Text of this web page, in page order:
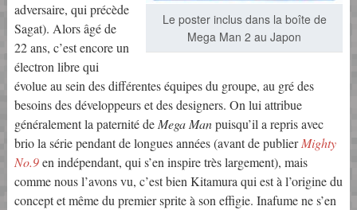
Le poster inclus dans la boîte de
Mega Man 2 au Japon
adversaire, qui précède
Sagat). Alors âgé de
22 ans, c’est encore un
électron libre qui
évolue au sein des différentes équipes du groupe, au gré des
besoins des développeurs et des designers. On lui attribue
généralement la paternité de Mega Manpuisqu’il a repris avec
brio la série pendant de longues années (avant de publierMighty
No.9en indépendant, qui s’en inspire très largement), mais
comme nous l’avons vu, c’est bien Kitamura qui est à l’origine du
concept et même du premier sprite à son effigie. Inafume ne s’en